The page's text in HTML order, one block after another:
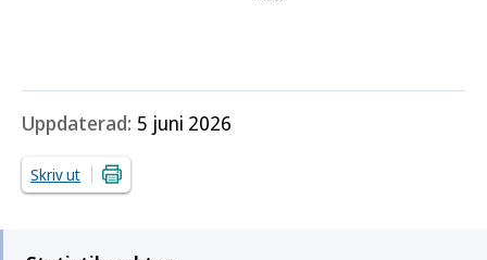
Uppdaterad: 5 juni 2026
Skriv ut